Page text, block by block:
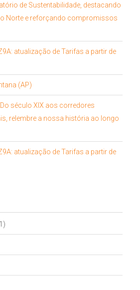
de Sustentabilidade, destacando
Norte e reforçando compromissos
atualização de Tarifas a partir de
(AP)
século XIX aos corredores
relembre a nossa história ao longo
atualização de Tarifas a partir de